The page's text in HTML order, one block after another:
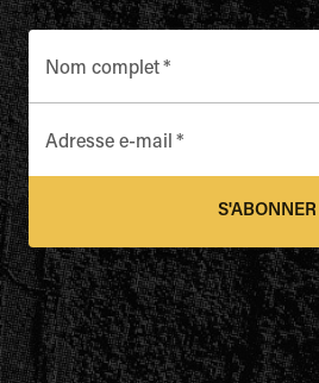
Nom complet*
Adresse e-mail *
S'ABONNER